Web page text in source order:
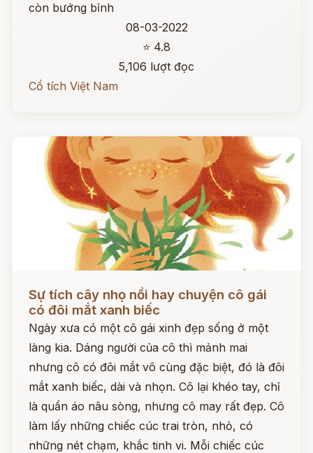
còn bướng bỉnh
08-03-2022
⭐ 4.8
5,106 lượt đọc
Cổ tích Việt Nam
Sự tích cây nhọ nồi hay chuyện cô gái
có đôi mắt xanh biếc
Ngày xưa có một cô gái xinh đẹp sống ở một
làng kia. Dáng người của cô thì mảnh mai
nhưng cô có đôi mắt vô cùng đặc biệt, đó là đôi
mắt xanh biếc, dài và nhọn. Cô lại khéo tay, chỉ
là quần áo nâu sòng, nhưng cô may rất đẹp. Cô
làm lấy những chiếc cúc trai tròn, nhỏ, có
những nét chạm, khắc tinh vi. Mỗi chiếc cúc